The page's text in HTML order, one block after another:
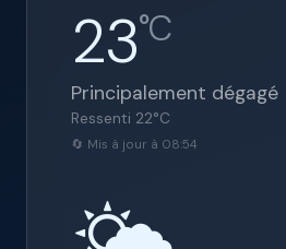
23°C
Principalement dégagé
Ressenti 22°C
🔄 Mis à jour à 08:54